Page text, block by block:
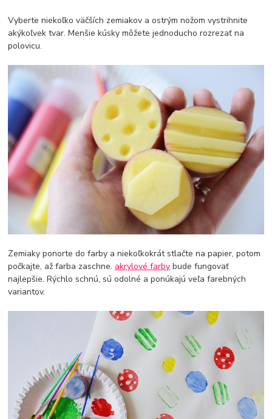
Vyberte niekoľko väčších zemiakov a ostrým nožom vystrihnite
akýkoľvek tvar. Menšie kúsky môžete jednoducho rozrezať na
polovicu.
Zemiaky ponorte do farby a niekoľkokrát stlačte na papier, potom
počkajte, až farba zaschne. akrylové farby bude fungovať
najlepšie. Rýchlo schnú, sú odolné a ponúkajú veľa farebných
variantov.